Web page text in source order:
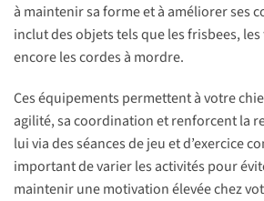
à maintenir sa forme et à améliorer ses
inclut des objets tels que les frisbees,
encore les cordes à mordre.
Ces équipements permettent à votre
agilité, sa coordination et renforcent la
lui via des séances de jeu et d’exercice
important de varier les activités pour
maintenir une motivation élevée chez